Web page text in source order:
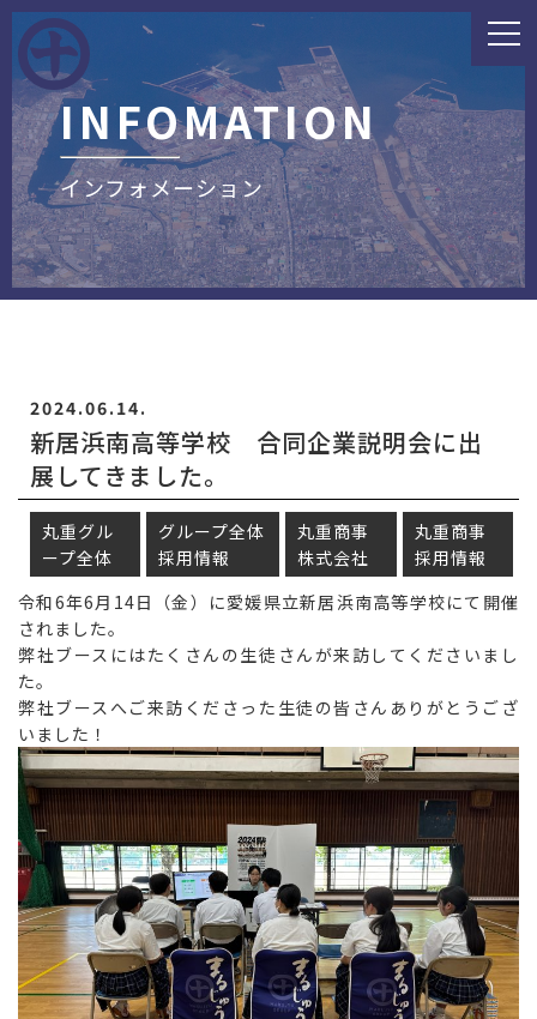
INFOMATION
インフォメーション
2024.06.14.
新居浜南高等学校 合同企業説明会に出
展してきました。
丸重グル
ープ全体
グループ全体
採用情報
丸重商事
株式会社
丸重商事
採用情報
令和6年6月14日（金）に愛媛県立新居浜南高等学校にて開催
されました。
弊社ブースにはたくさんの生徒さんが来訪してくださいまし
た。
弊社ブースへご来訪くださった生徒の皆さんありがとうござ
いました！